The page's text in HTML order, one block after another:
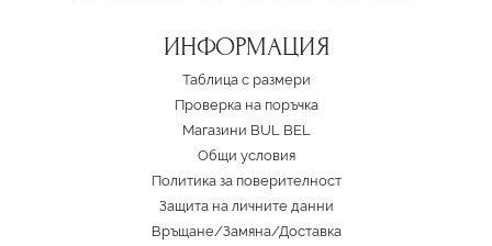
ИНФОРМАЦИЯ
Таблица с размери
Проверка на поръчка
Магазини BUL BEL
Oбщи условия
Политика за поверителност
Защита на личните данни
Връщане/Замяна/Доставка